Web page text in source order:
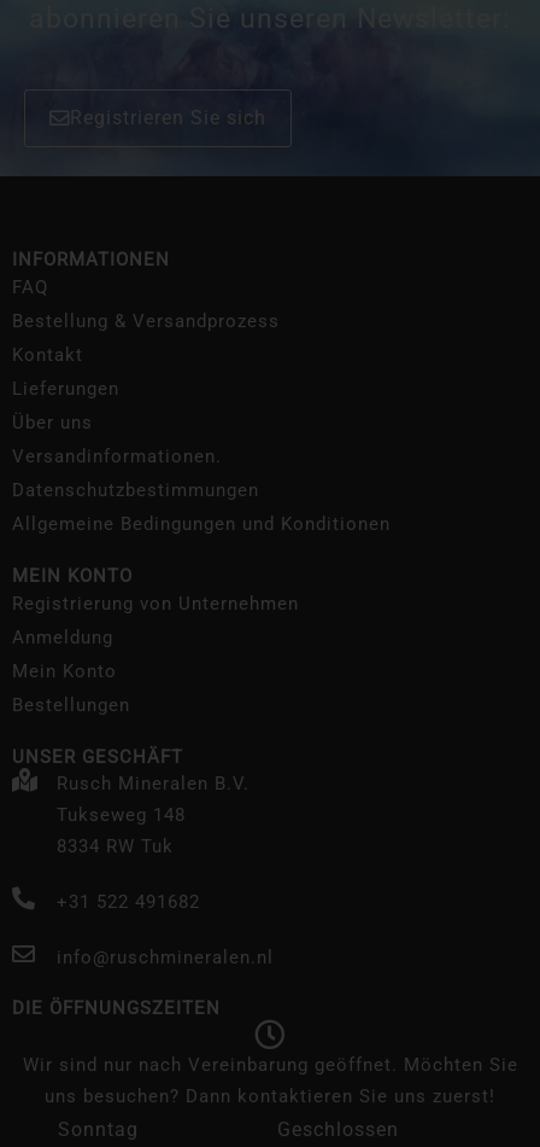
abonnieren Sie unseren Newsletter:
Registrieren Sie sich
INFORMATIONEN
FAQ
Bestellung & Versandprozess
Kontakt
Lieferungen
Über uns
Versandinformationen.
Datenschutzbestimmungen
Allgemeine Bedingungen und Konditionen
MEIN KONTO
Registrierung von Unternehmen
Anmeldung
Mein Konto
Bestellungen
UNSER GESCHÄFT
Rusch Mineralen B.V.
Tukseweg 148
8334 RW Tuk
+31 522 491682
info@ruschmineralen.nl
DIE ÖFFNUNGSZEITEN
Wir sind nur nach Vereinbarung geöffnet. Möchten Sie
uns besuchen? Dann kontaktieren Sie uns zuerst!
Sonntag Geschlossen